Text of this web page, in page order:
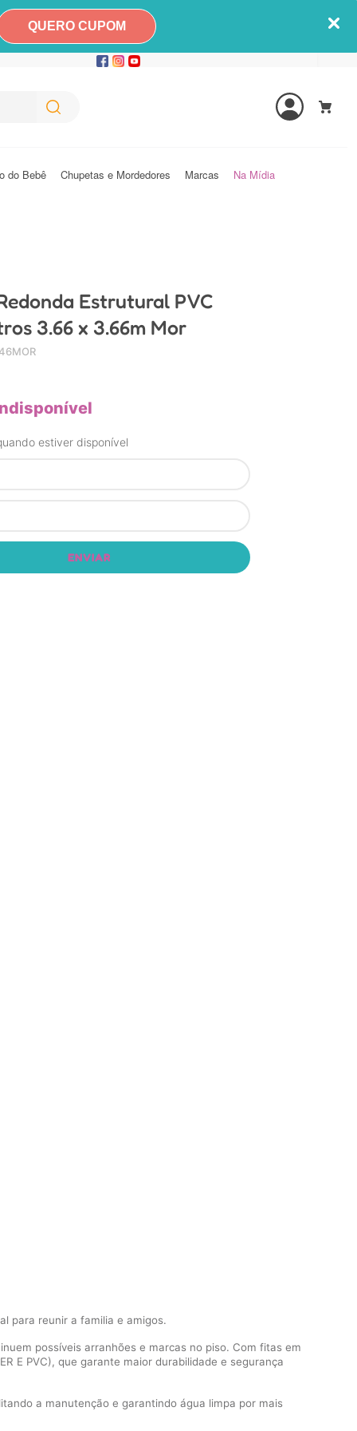
QUERO CUPOM
do Bebê Chupetas e Mordedores Marcas Na Mídia
Estrutural PVC
3.66 x 3.66m Mor
estiver disponível
ENVIAR
para reunir a familia e amigos.
possíveis arranhões e marcas no piso. Com fitas em
E PVC), que garante maior durabilidade e segurança
a manutenção e garantindo água limpa por mais